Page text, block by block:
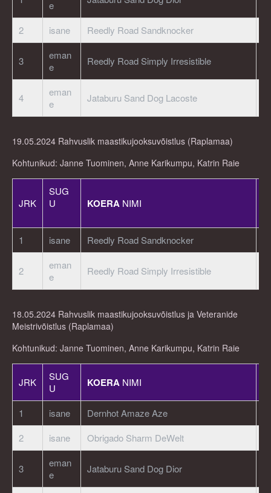
e
2 isane Reedly Road Sandknocker
3
eman
e
Reedly Road Simply Irresistible
4
eman
e
Jataburu Sand Dog Lacoste
19.05.2024 Rahvuslik maastikujooksuvõistlus (Raplamaa)
Kohtunikud: Janne Tuominen, Anne Karikumpu, Katrin Raie
JRK
SUG
U
KOERA NIMI
1 isane Reedly Road Sandknocker
2
eman
e
Reedly Road Simply Irresistible
18.05.2024 Rahvuslik maastikujooksuvõistlus ja Veteranide
Meistrivõistlus (Raplamaa)
Kohtunikud: Janne Tuominen, Anne Karikumpu, Katrin Raie
JRK
SUG
U
KOERA NIMI
1 isane Dernhot Amaze Aze
2
isane Obrigado Sharm DeWelt
3
eman
e
Jataburu Sand Dog Dior